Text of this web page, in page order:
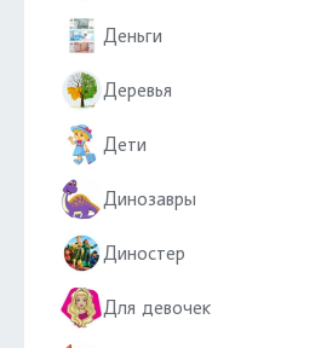
Деньги
Деревья
Дети
Динозавры
Диностер
Для девочек